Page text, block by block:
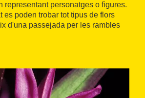
representant personatges o figures.
es poden trobar tot tipus de flors
d'una passejada per les rambles